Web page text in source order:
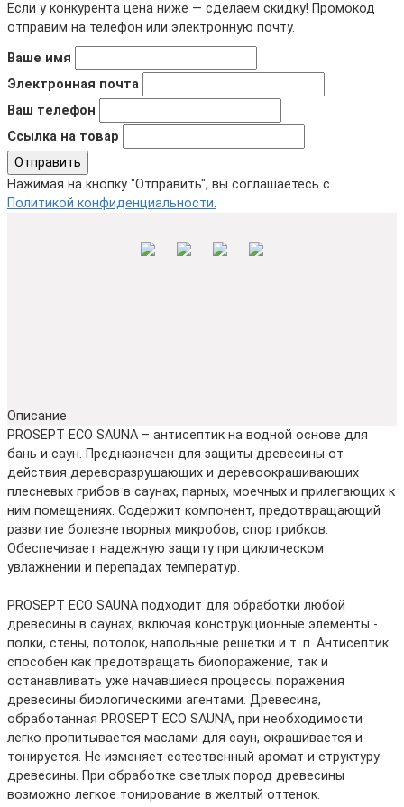
Если у конкурента цена ниже — сделаем скидку! Промокод
отправим на телефон или электронную почту.
Ваше имя
Электронная почта
Ваш телефон
Ссылка на товар
Отправить
Нажимая на кнопку "Отправить", вы соглашаетесь с
Политикой конфиденциальности.
Описание
PROSEPT ECO SAUNA – антисептик на водной основе для
бань и саун. Предназначен для защиты древесины от
действия дереворазрушающих и деревоокрашивающих
плесневых грибов в саунах, парных, моечных и прилегающих к
ним помещениях. Содержит компонент, предотвращающий
развитие болезнетворных микробов, спор грибков.
Обеспечивает надежную защиту при циклическом
увлажнении и перепадах температур.
PROSEPT ECO SAUNA подходит для обработки любой
древесины в саунах, включая конструкционные элементы -
полки, стены, потолок, напольные решетки и т. п. Антисептик
способен как предотвращать биопоражение, так и
останавливать уже начавшиеся процессы поражения
древесины биологическими агентами. Древесина,
обработанная PROSEPT ECO SAUNA, при необходимости
легко пропитывается маслами для саун, окрашивается и
тонируется. Не изменяет естественный аромат и структуру
древесины. При обработке светлых пород древесины
возможно легкое тонирование в желтый оттенок.